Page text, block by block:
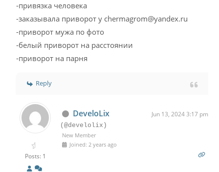
-привязка человека
-заказывала приворот у chermagrom@yandex.ru
-приворот мужа по фото
-белый приворот на расстоянии
-приворот на парня
Reply
Posts: 1
DeveloLix Jun 13, 2024 3:17 pm
(@develolix)
New Member
Joined: 2 years ago